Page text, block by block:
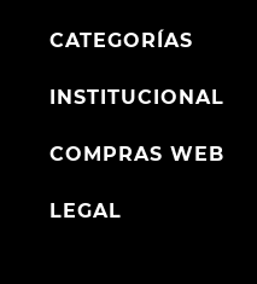
CATEGORÍAS
INSTITUCIONAL
COMPRAS WEB
LEGAL